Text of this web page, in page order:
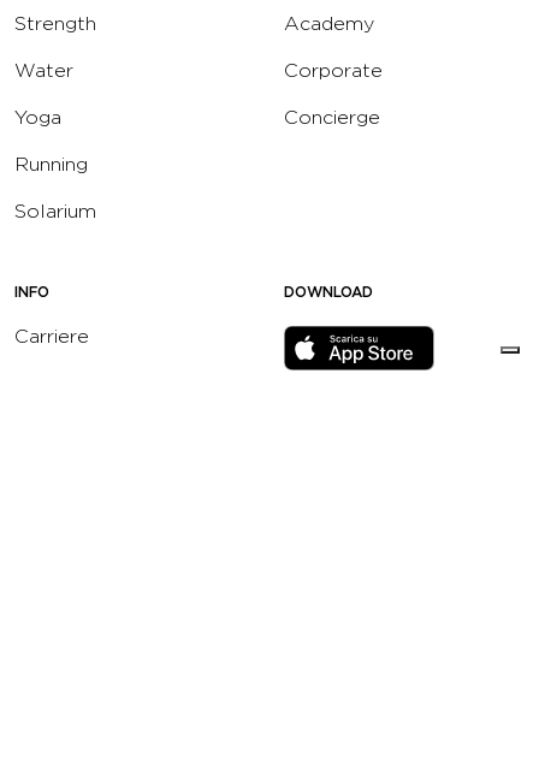
Strength
Water
Yoga
Running
Solarium
Academy
Corporate
Concierge
INFO
Carriere
DOWNLOAD